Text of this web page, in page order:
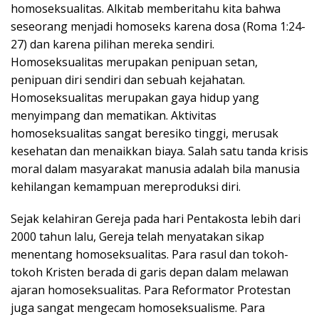
homoseksualitas. Alkitab memberitahu kita bahwa
seseorang menjadi homoseks karena dosa (Roma 1:24-
27) dan karena pilihan mereka sendiri.
Homoseksualitas merupakan penipuan setan,
penipuan diri sendiri dan sebuah kejahatan.
Homoseksualitas merupakan gaya hidup yang
menyimpang dan mematikan. Aktivitas
homoseksualitas sangat beresiko tinggi, merusak
kesehatan dan menaikkan biaya. Salah satu tanda krisis
moral dalam masyarakat manusia adalah bila manusia
kehilangan kemampuan mereproduksi diri.
Sejak kelahiran Gereja pada hari Pentakosta lebih dari
2000 tahun lalu, Gereja telah menyatakan sikap
menentang homoseksualitas. Para rasul dan tokoh-
tokoh Kristen berada di garis depan dalam melawan
ajaran homoseksualitas. Para Reformator Protestan
juga sangat mengecam homoseksualisme. Para